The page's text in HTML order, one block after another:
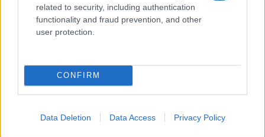
related to security, including authentication
functionality and fraud prevention, and other
user protection.
CONFIRM
Data Deletion Data Access Privacy Policy
Nuovi stalli residenti a Palau, il Comune
completa l’iter